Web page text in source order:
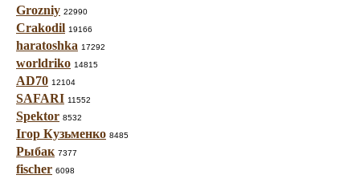
Grozniy 22990
Crakodil 19166
haratoshka 17292
worldriko 14815
AD70 12104
SAFARI 11552
Spektor 8532
Ігор Кузьменко 8485
Рыбак 7377
fischer 6098